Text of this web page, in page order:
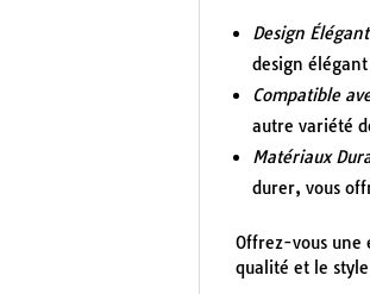
Design
design
Compatible
autre variété
Matériaux
durer, vous
Offrez-vous une
qualité et le